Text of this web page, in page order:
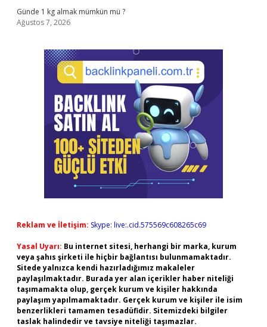
Günde 1 kg almak mümkün mü ?
Ağustos 7, 2026
Reklam ve İletişim: Skype: live:.cid.575569c608265c69
Yasal Uyarı: Bu internet sitesi, herhangi bir marka, kurum
veya şahıs şirketi ile hiçbir bağlantısı bulunmamaktadır.
Sitede yalnızca kendi hazırladığımız makaleler
paylaşılmaktadır. Burada yer alan içerikler haber niteliği
taşımamakta olup, gerçek kurum ve kişiler hakkında
paylaşım yapılmamaktadır. Gerçek kurum ve kişiler ile isim
benzerlikleri tamamen tesadüfidir. Sitemizdeki bilgiler
taslak halindedir ve tavsiye niteliği taşımazlar.